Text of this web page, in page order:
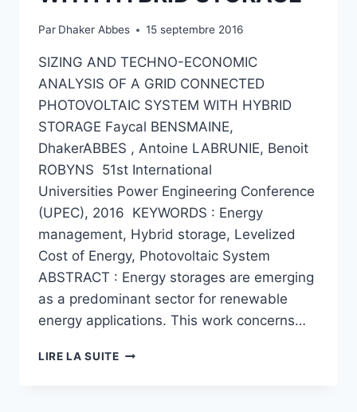
Par Dhaker Abbes 15 septembre 2016
SIZING AND TECHNO-ECONOMIC
ANALYSIS OF A GRID CONNECTED
PHOTOVOLTAIC SYSTEM WITH HYBRID
STORAGE Faycal BENSMAINE,
DhakerABBES , Antoine LABRUNIE, Benoit
ROBYNS 51st International
Universities Power Engineering Conference
(UPEC), 2016 KEYWORDS : Energy
management, Hybrid storage, Levelized
Cost of Energy, Photovoltaic System
ABSTRACT : Energy storages are emerging
as a predominant sector for renewable
energy applications. This work concerns…
LIRE LA SUITESIZING